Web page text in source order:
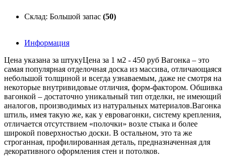
Склад: Большой запас (50)
Информация
Цена указана за штукуЦена за 1 м2 - 450 руб Вагонка – это
самая популярная отделочная доска из массива, отличающаяся
небольшой толщиной и всегда узнаваемым, даже не смотря на
некоторые внутривидовые отличия, форм-фактором. Обшивка
вагонкой – достаточно уникальный тип отделки, не имеющий
аналогов, производимых из натуральных материалов.Вагонка
штиль, имея такую же, как у евровагонки, систему крепления,
отличается отсутствием «полочки» возле стыка и более
широкой поверхностью доски. В остальном, это та же
строганная, профилированная деталь, предназначенная для
декоративного оформления стен и потолков.